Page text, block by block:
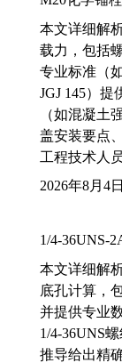
本文详细解
载力，包括
专业标准（
JGJ 145）
（如混凝土
盖安装要点
工程技术人
2026年8月4日
1/4-36UNS-
本文详细解
底孔计算，
并提供专业
1/4-36UNS
推导给出精